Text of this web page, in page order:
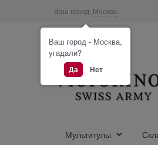
Ваш город: Москва
Мультитулы
Ваш город - Москва,
угадали?
Да Нет